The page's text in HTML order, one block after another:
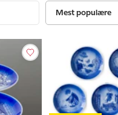
Mest populære